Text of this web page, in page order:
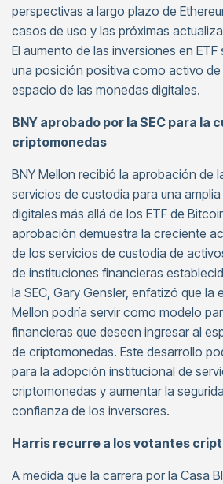
perspectivas a largo plazo de
casos de uso y las próximas
El aumento de las inversiones en ETF
una posición positiva como activo de
espacio de las monedas digitales.
BNY aprobado por la SEC para la
criptomonedas
BNY Mellon recibió la aprobación de
servicios de custodia para una
digitales más allá de los ETF de
aprobación demuestra la creciente
de los servicios de custodia de
de instituciones financieras
la SEC, Gary Gensler, enfatizó que la
Mellon podría servir como modelo
financieras que deseen ingresar al
de criptomonedas. Este desarrollo
para la adopción institucional de
criptomonedas y aumentar la
confianza de los inversores.
Harris recurre a los votantes
A medida que la carrera por la Casa